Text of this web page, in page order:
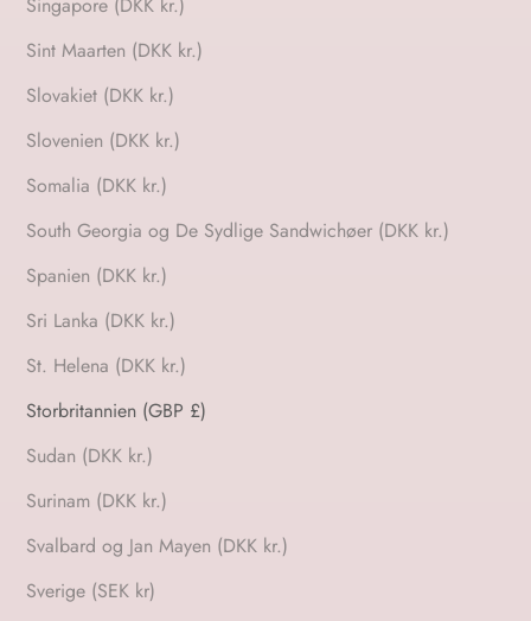
Sint Maarten (DKK kr.)
Slovakiet (DKK kr.)
Slovenien (DKK kr.)
Somalia (DKK kr.)
South Georgia og De Sydlige Sandwichøer (DKK kr.)
Spanien (DKK kr.)
Sri Lanka (DKK kr.)
St. Helena (DKK kr.)
Storbritannien (GBP £)
Sudan (DKK kr.)
Surinam (DKK kr.)
Svalbard og Jan Mayen (DKK kr.)
Sverige (SEK kr)